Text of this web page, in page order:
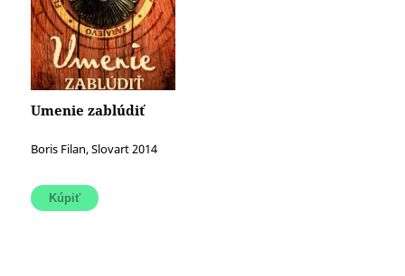
Umenie zablúdiť
Boris Filan, Slovart 2014